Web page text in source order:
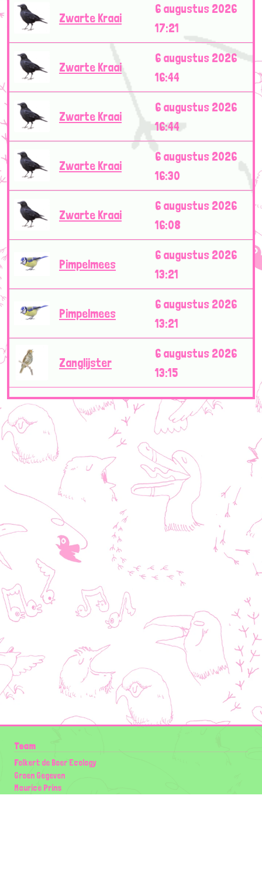
Zwarte Kraai
6 augustus 2026
17:21
Zwarte Kraai
6 augustus 2026
16:44
Zwarte Kraai
6 augustus 2026
16:44
Zwarte Kraai
6 augustus 2026
16:30
Zwarte Kraai
6 augustus 2026
16:08
Pimpelmees
6 augustus 2026
13:21
Pimpelmees
6 augustus 2026
13:21
Zanglijster
6 augustus 2026
13:15
Team
Folkert de Boer Ecology
Groen Gegeven
Maurice Prins